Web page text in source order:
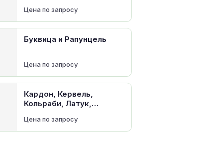
Цена по запросу
Буквица и Рапунцель
Цена по запросу
Кардон, Кервель,
Кольраби, Латук,
Цена по запросу